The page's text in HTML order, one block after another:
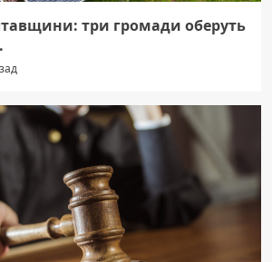
три громади оберуть